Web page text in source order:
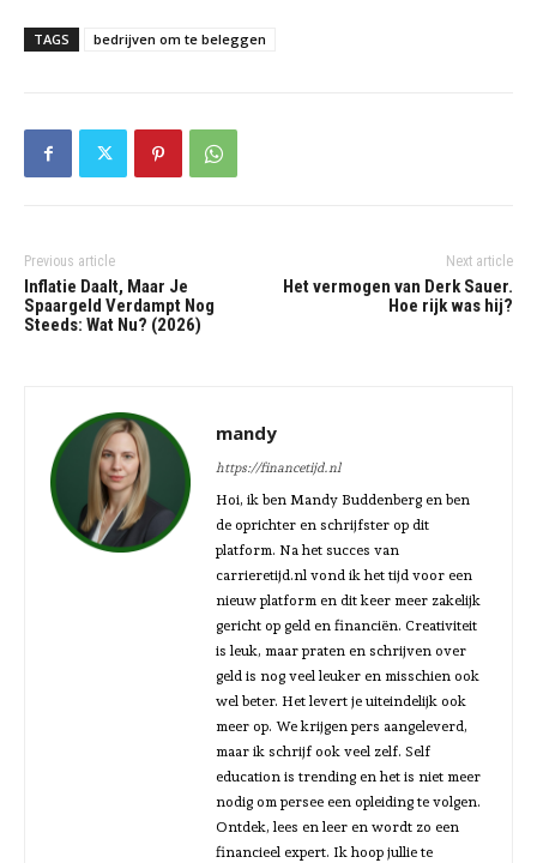
TAGS bedrijven om te beleggen
Previous article
Inflatie Daalt, Maar Je
Spaargeld Verdampt Nog
Steeds: Wat Nu? (2026)
Next article
Het vermogen van Derk Sauer.
Hoe rijk was hij?
mandy
https://financetijd.nl
Hoi, ik ben Mandy Buddenberg en ben
de oprichter en schrijfster op dit
platform. Na het succes van
carrieretijd.nl vond ik het tijd voor een
nieuw platform en dit keer meer zakelijk
gericht op geld en financiën. Creativiteit
is leuk, maar praten en schrijven over
geld is nog veel leuker en misschien ook
wel beter. Het levert je uiteindelijk ook
meer op. We krijgen pers aangeleverd,
maar ik schrijf ook veel zelf. Self
education is trending en het is niet meer
nodig om persee een opleiding te volgen.
Ontdek, lees en leer en wordt zo een
financieel expert. Ik hoop jullie te